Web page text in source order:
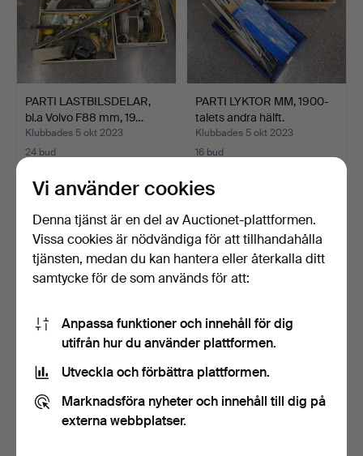
Fordon: 12,5 % + 80 SEK
Övrigt: 25 % + 80 SEK
På denna auktion är säljaren ett dödsbo. Detta innebär
att funktionen av auktionsobjekten är svårbedömd.
PARTI LASTBILSDELAR,
bl.a Volvo F88 mm, 19…
Klubbades 5 okt 2023
24 bud
PARTI LYKTOR MM, 1900-
talets andra hälft.
Klubbades 5 okt 2023
16 bud
PARTI LYKTOR/LYKTGLAS,
Klubbades 5 okt 2023
ARBETSBELYSNING,
Klubbades 5 okt 2023
Vi använder cookies
Denna tjänst är en del av Auctionet-plattformen.
Vissa cookies är nödvändiga för att tillhandahålla
tjänsten, medan du kan hantera eller återkalla ditt
samtycke för de som används för att:
Anpassa funktioner och innehåll för dig
utifrån hur du använder plattformen.
Utveckla och förbättra plattformen.
Marknadsföra nyheter och innehåll till dig på
externa webbplatser.